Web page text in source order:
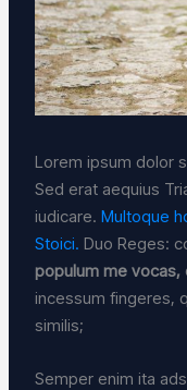
Lorem ipsum dolor
Sed erat aequius
iudicare.Multoque
Stoici. Duo Reges:
populum me vocas,
incessum fingeres,
similis;
Semper enim ita